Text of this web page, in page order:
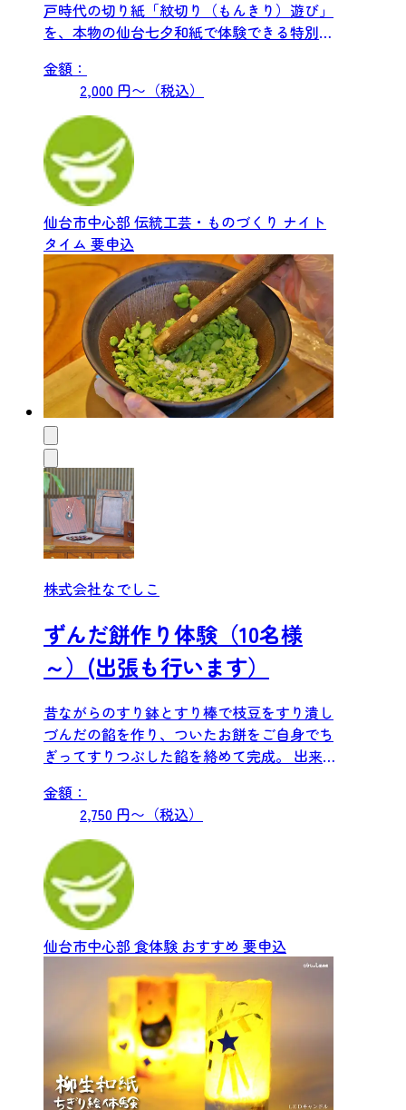
クト）
戸時代の切り紙「紋切り（もんきり）遊び」
を、本物の仙台七夕和紙で体験できる特別な
金額：
2,000 円〜（税込）
仙台市中心部 伝統工芸・ものづくり ナイト
タイム 要申込
株式会社なでしこ
ずんだ餅作り体験（10名様
～）(出張も行います）
昔ながらのすり鉢とすり棒で枝豆をすり潰し
づんだの餡を作り、ついたお餅をご自身でち
ぎってすりつぶした餡を絡めて完成。 出来上
金額：
2,750 円〜（税込）
仙台市中心部 食体験 おすすめ 要申込